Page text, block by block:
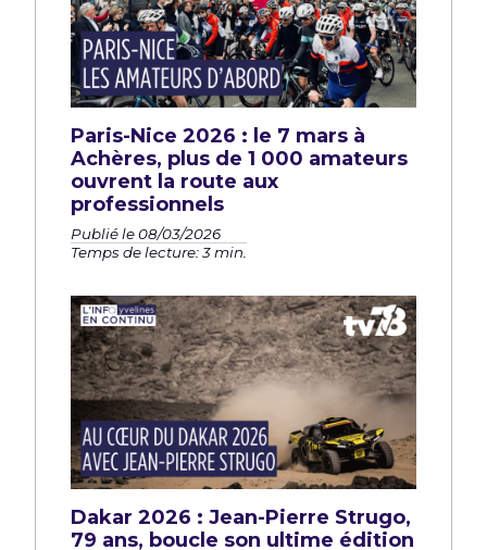
Paris-Nice 2026 : le 7 mars à
Achères, plus de 1 000 amateurs
ouvrent la route aux
professionnels
Publié le 08/03/2026
Temps de lecture: 3 min.
Dakar 2026 : Jean-Pierre Strugo,
79 ans, boucle son ultime édition